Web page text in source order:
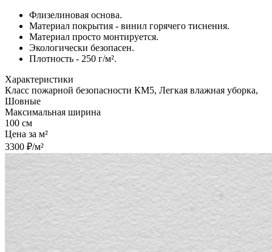
Флизелиновая основа.
Материал покрытия - винил горячего тиснения.
Материал просто монтируется.
Экологически безопасен.
Плотность - 250 г/м².
Характеристики
Класс пожарной безопасности КМ5, Легкая влажная уборка,
Шовные
Максимальная ширина
100 см
Цена за м²
3300 ₽/м²